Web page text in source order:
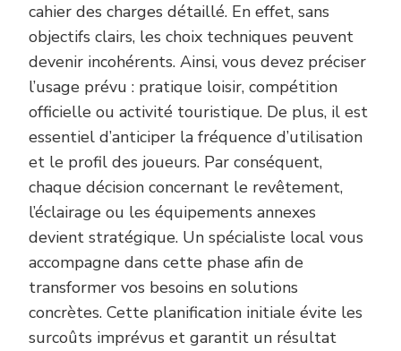
cahier des charges détaillé. En effet, sans
objectifs clairs, les choix techniques peuvent
devenir incohérents. Ainsi, vous devez préciser
l’usage prévu : pratique loisir, compétition
officielle ou activité touristique. De plus, il est
essentiel d’anticiper la fréquence d’utilisation
et le profil des joueurs. Par conséquent,
chaque décision concernant le revêtement,
l’éclairage ou les équipements annexes
devient stratégique. Un spécialiste local vous
accompagne dans cette phase afin de
transformer vos besoins en solutions
concrètes. Cette planification initiale évite les
surcoûts imprévus et garantit un résultat